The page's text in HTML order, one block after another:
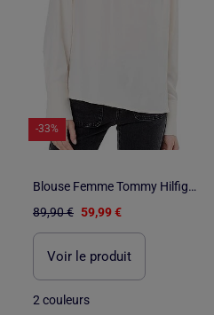
-33%
Blouse Femme Tommy Hilfiger
89,90 € 59,99 €
Voir le produit
2 couleurs